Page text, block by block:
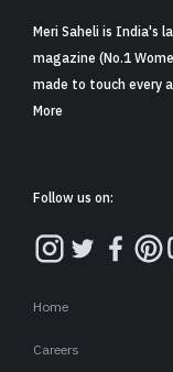
Meri Saheli is India's
magazine (No.1
made to touch every
More
Follow us on:
Home
Careers